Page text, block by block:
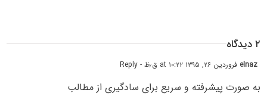
۲ دیدگاه
elnaz فروردین ۲۶, ۱۳۹۵ at ۱۰:۲۲ ق٫ظ - Reply
به صورت پیشرفته و سریع برای سادگیری از مطالب